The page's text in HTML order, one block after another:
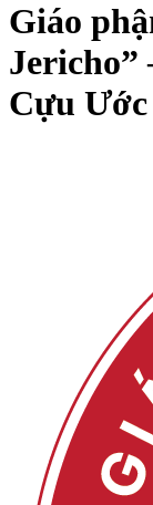
Giáo
Jericho”
Cựu